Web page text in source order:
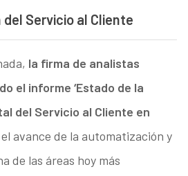
Servicio al Cliente
la firma de analistas
el informe ‘Estado de la
del Servicio al Cliente en
avance de la automatización y
de las áreas hoy más